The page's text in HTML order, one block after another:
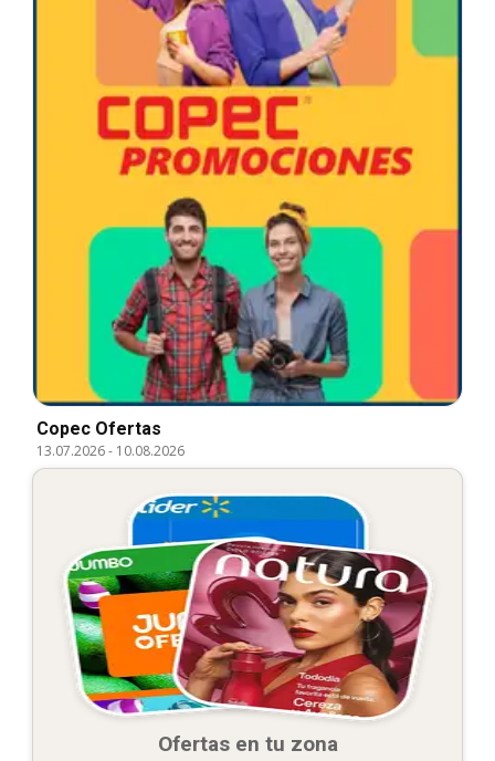
Copec Ofertas
13.07.2026- 10.08.2026
Ofertas en tu zona